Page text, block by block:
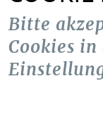
Bitte
Cookies in